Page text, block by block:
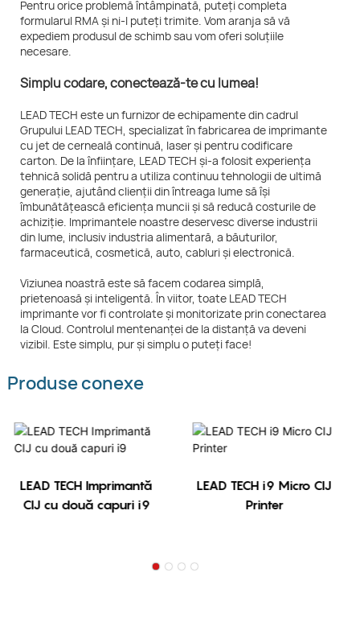
Pentru orice problemă întâmpinată, puteți completa
formularul RMA și ni-l puteți trimite. Vom aranja să vă
expediem produsul de schimb sau vom oferi soluțiile
necesare.
Simplu codare, conectează-te cu lumea!
LEAD TECH este un furnizor de echipamente din cadrul
Grupului LEAD TECH, specializat în fabricarea de imprimante
cu jet de cerneală continuă, laser și pentru codificare
carton. De la înființare, LEAD TECH și-a folosit experiența
tehnică solidă pentru a utiliza continuu tehnologii de ultimă
generație, ajutând clienții din întreaga lume să își
îmbunătățească eficiența muncii și să reducă costurile de
achiziție. Imprimantele noastre deservesc diverse industrii
din lume, inclusiv industria alimentară, a băuturilor,
farmaceutică, cosmetică, auto, cabluri și electronică.
Viziunea noastră este să facem codarea simplă,
prietenoasă și inteligentă. În viitor, toate LEAD TECH
imprimante vor fi controlate și monitorizate prin conectarea
la Cloud. Controlul mentenanței de la distanță va deveni
vizibil. Este simplu, pur și simplu o puteți face!
Produse conexe
LEAD TECH Imprimantă
CIJ cu două capuri i9
LEAD TECH i9 Micro CIJ
Printer